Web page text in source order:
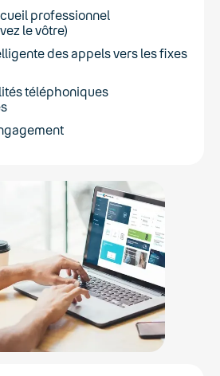
professionnel
le vôtre)
des appels vers les fixes
téléphoniques